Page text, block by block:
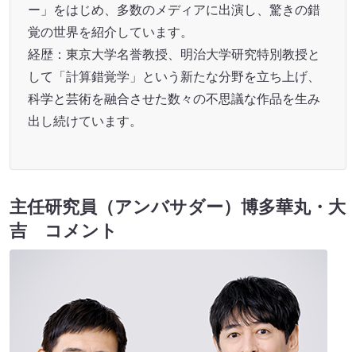
ー」をはじめ、多数のメディアに出演し、驚きの錯
覚の世界を紹介しています。
経歴：東京大学名誉教授、明治大学研究特別教授と
して「計算錯覚学」という新たな分野を立ち上げ、
科学と芸術を融合させた数々の不思議な作品を生み
出し続けています。
主任研究員（アンバサダー）博多華丸・大
吉 コメント